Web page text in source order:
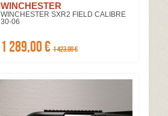
WINCHESTER
WINCHESTER SXR2 FIELD CALIBRE
30-06
1 289,00 €1 423,00 €